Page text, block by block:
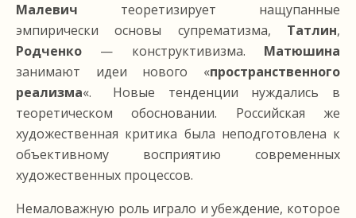
Малевич теоретизирует нащупанные
эмпирически основы супрематизма, Татлин,
Родченко — конструктивизма. Матюшина
занимают идеи нового «пространственного
реализма«. Новые тенденции нуждались в
теоретическом обосновании. Российская же
художественная критика была неподготовлена к
объективному восприятию современных
художественных процессов.
Немаловажную роль играло и убеждение, которое